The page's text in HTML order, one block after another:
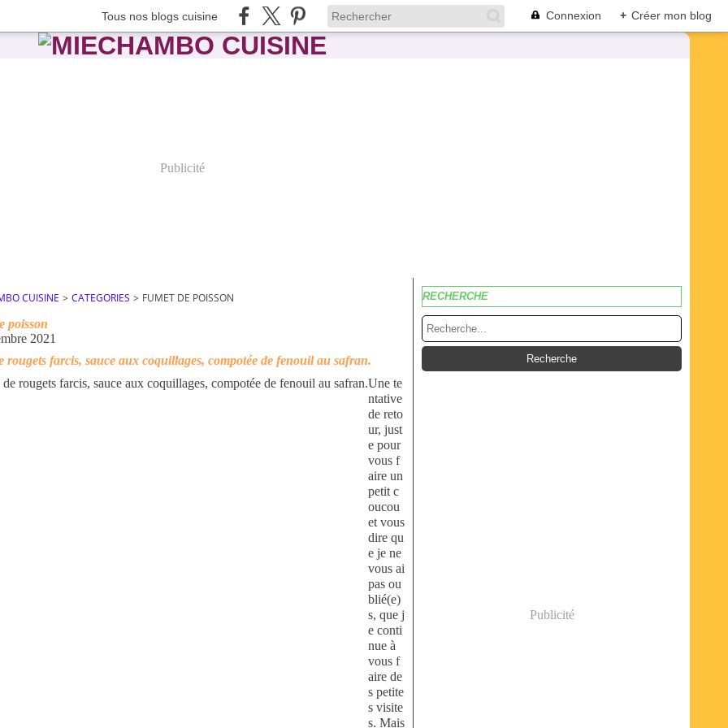
Tous nos blogs cuisine Connexion + Créer mon blog
Publicité
CUISINE > CATEGORIES > FUMET DE POISSON
poisson
2021
rougets farcis, sauce aux coquillages, compotée de fenouil au safran.
Une te
ntative
de reto
ur, just
e pour
vous f
aire un
petit c
oucou
et vous
dire qu
e je ne
vous ai
pas ou
blié(e)
s, que j
e conti
nue à
vous f
aire de
s petite
s visite
s. Mais
RECHERCHE
Publicité